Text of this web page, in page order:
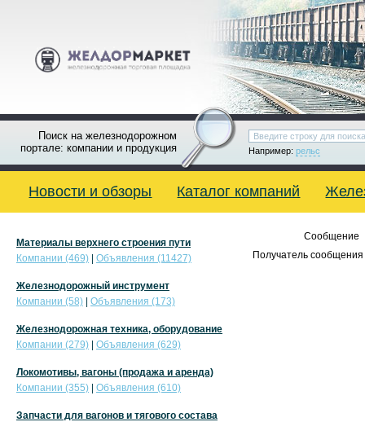
Поиск на железнодорожном
портале: компании и продукция
Например: рельс
Новости и обзоры Каталог компаний
Сообщение
Получатель сообщения
Материалы верхнего строения пути
Компании (469)
Объявления (11427)
Железнодорожный инструмент
Компании (58)
Объявления (173)
Железнодорожная техника, оборудование
Компании (279)
Объявления (629)
Локомотивы, вагоны (продажа и аренда)
Компании (355)
Объявления (610)
Запчасти для вагонов и тягового состава